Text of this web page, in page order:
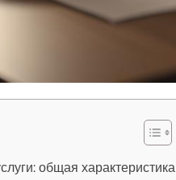
общая характеристика